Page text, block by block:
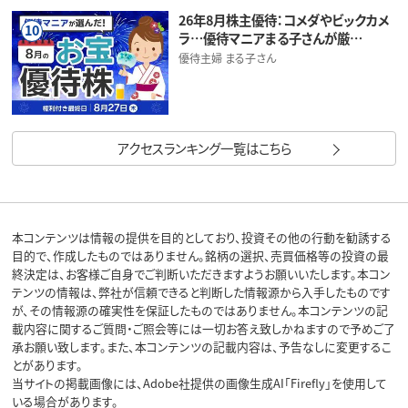
10
26年8月株主優待：コメダやビックカメ
ラ…優待マニアまる子さんが厳…
優待主婦 まる子さん
アクセスランキング一覧はこちら
本コンテンツは情報の提供を目的としており、投資その他の行動を勧誘する
目的で、作成したものではありません。銘柄の選択、売買価格等の投資の最
終決定は、お客様ご自身でご判断いただきますようお願いいたします。本コン
テンツの情報は、弊社が信頼できると判断した情報源から入手したものです
が、その情報源の確実性を保証したものではありません。本コンテンツの記
載内容に関するご質問・ご照会等には一切お答え致しかねますので予めご了
承お願い致します。また、本コンテンツの記載内容は、予告なしに変更するこ
とがあります。
当サイトの掲載画像には、Adobe社提供の画像生成AI「Firefly」を使用して
いる場合があります。